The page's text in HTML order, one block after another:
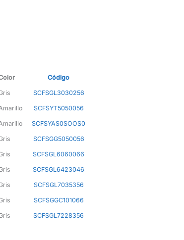
Código
SCFSGL3030256
SCFSYT5050056
SCFSYAS0SOOS0
SCFSGG5050056
SCFSGL6060066
SCFSGL6423046
SCFSGL7035356
SCFSGGC101066
SCFSGL7228356